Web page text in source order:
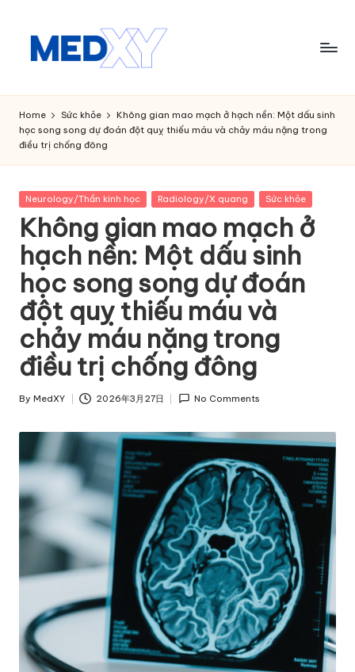
M
e
d
x
y
A
I
Home Sức khỏe
Không gian mao mạch ở hạch nền: Một dấu sinh
học song song dự đoán đột quỵ thiếu máu và chảy máu nặng trong
điều trị chống đông
Posted
Neurology/Thần kinh học Radiology/X quang Sức khỏe
Không gian mao mạch ở
hạch nền: Một dấu sinh
học song song dự đoán
đột quỵ thiếu máu và
chảy máu nặng trong
điều trị chống đông
Posted
By MedXY 2026年3月27日 No Comments